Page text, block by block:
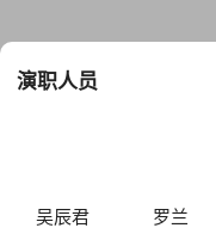
魂只好向娟女儿进行惊栗报
演职人员
吴辰君 罗兰